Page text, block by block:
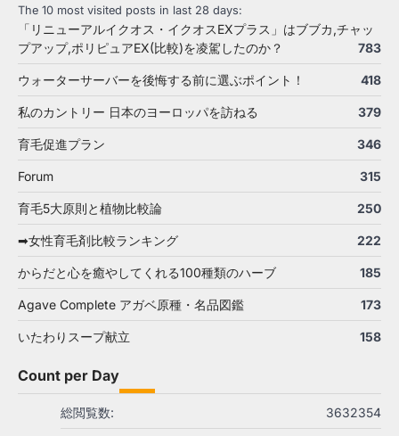
The 10 most visited posts in last 28 days:
「リニューアルイクオス・イクオスEXプラス」はブブカ,チャッ
プアップ,ポリピュアEX(比較)を凌駕したのか？
783
ウォーターサーバーを後悔する前に選ぶポイント！ 418
私のカントリー 日本のヨーロッパを訪ねる 379
育毛促進プラン 346
Forum 315
育毛5大原則と植物比較論 250
➡女性育毛剤比較ランキング 222
からだと心を癒やしてくれる100種類のハーブ 185
Agave Complete アガベ原種・名品図鑑 173
いたわりスープ献立 158
Count per Day
3632354
総閲覧数: